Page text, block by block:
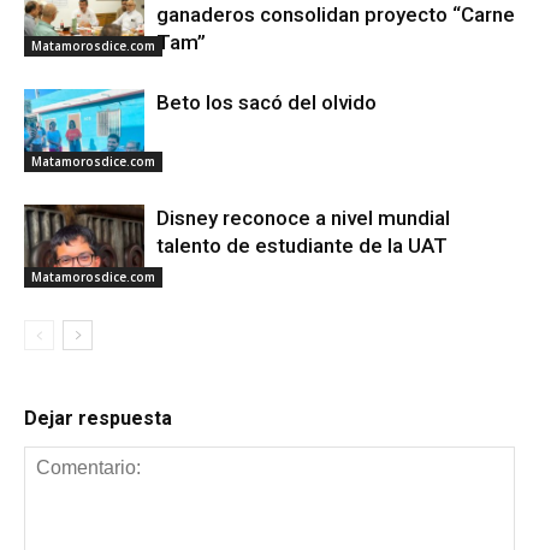
Matamorosdice.com
ganaderos consolidan proyecto “Carne
Tam”
Matamorosdice.com
Beto los sacó del olvido
Matamorosdice.com
Disney reconoce a nivel mundial
talento de estudiante de la UAT
Dejar respuesta